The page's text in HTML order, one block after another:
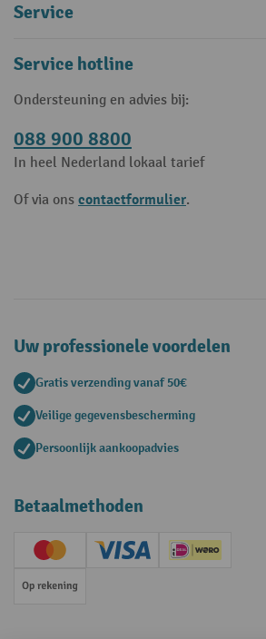
Service
Service hotline
Ondersteuning en advies bij:
088 900 8800
In heel Nederland lokaal tarief
Of via ons contactformulier.
Uw professionele voordelen
Gratis verzending vanaf 50€
Veilige gegevensbescherming
Persoonlijk aankoopadvies
Betaalmethoden
Creditcard (Master)Creditcard (Visa)iDEAL | Wero
Op rekening